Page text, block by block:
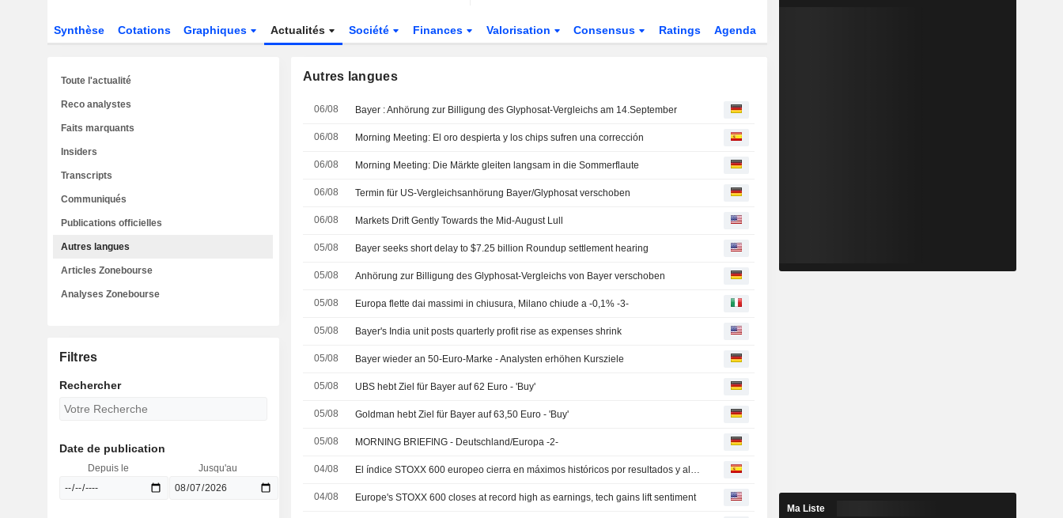
Synthèse Cotations Graphiques Actualités Société Finances Valorisation Consensus Ratings Agenda
Autres langues
06/08 Bayer : Anhörung zur Billigung des Glyphosat-Vergleichs am 14.September
06/08 Morning Meeting: El oro despierta y los chips sufren una corrección
06/08 Morning Meeting: Die Märkte gleiten langsam in die Sommerflaute
06/08 Termin für US-Vergleichsanhörung Bayer/Glyphosat verschoben
06/08 Markets Drift Gently Towards the Mid-August Lull
05/08 Bayer seeks short delay to $7.25 billion Roundup settlement hearing
05/08 Anhörung zur Billigung des Glyphosat-Vergleichs von Bayer verschoben
05/08 Europa flette dai massimi in chiusura, Milano chiude a -0,1% -3-
05/08 Bayer's India unit posts quarterly profit rise as expenses shrink
05/08 Bayer wieder an 50-Euro-Marke - Analysten erhöhen Kursziele
05/08 UBS hebt Ziel für Bayer auf 62 Euro - 'Buy'
05/08 Goldman hebt Ziel für Bayer auf 63,50 Euro - 'Buy'
05/08 MORNING BRIEFING - Deutschland/Europa -2-
04/08 El índice STOXX 600 europeo cierra en máximos históricos por resultados y alza de tecnológicas
04/08 Europe's STOXX 600 closes at record high as earnings, tech gains lift sentiment
Toute l'actualité
Reco analystes
Faits marquants
Insiders
Transcripts
Communiqués
Publications officielles
Autres langues
Articles Zonebourse
Analyses Zonebourse
Filtres
Rechercher
Date de publication
Depuis le Jusqu'au
Ma Liste